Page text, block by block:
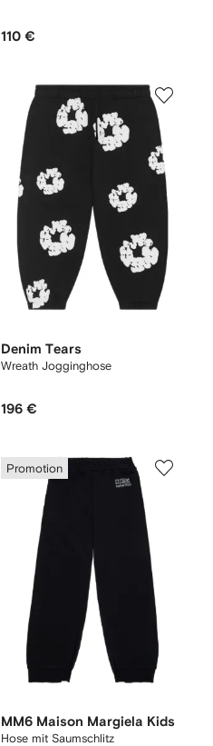
110 €
Denim Tears
Wreath Jogginghose
196 €
Promotion
MM6 Maison Margiela Kids
Hose mit Saumschlitz